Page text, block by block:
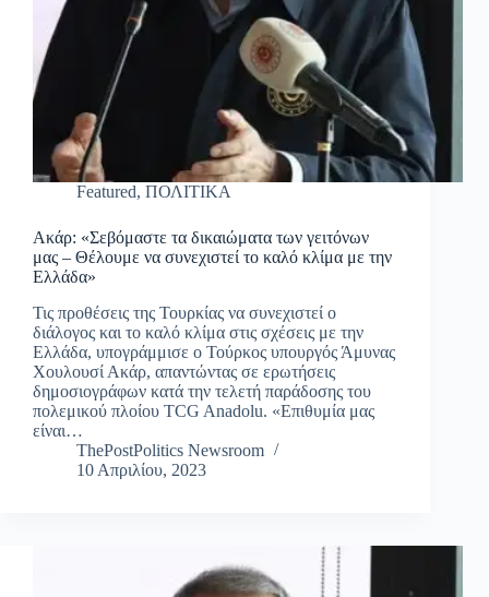
Featured, ΠΟΛΙΤΙΚΑ
Ακάρ: «Σεβόμαστε τα δικαιώματα των γειτόνων
μας – Θέλουμε να συνεχιστεί το καλό κλίμα με την
Ελλάδα»
Τις προθέσεις της Τουρκίας να συνεχιστεί ο
διάλογος και το καλό κλίμα στις σχέσεις με την
Ελλάδα, υπογράμμισε ο Τούρκος υπουργός Άμυνας
Χουλουσί Ακάρ, απαντώντας σε ερωτήσεις
δημοσιογράφων κατά την τελετή παράδοσης του
πολεμικού πλοίου TCG Anadolu. «Επιθυμία μας
είναι…
ThePostPolitics Newsroom
10 Απριλίου, 2023